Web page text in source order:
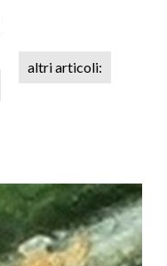
altri articoli: